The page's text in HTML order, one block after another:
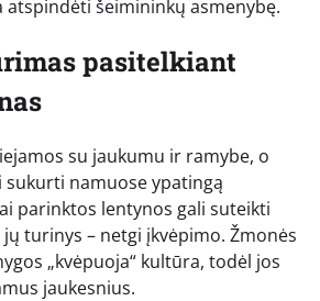
atspindėti šeimininkų asmenybę.
pasitelkiant
su jaukumu ir ramybe, o
sukurti namuose ypatingą
parinktos lentynos gali suteikti
turinys – netgi įkvėpimo. Žmonės
„kvėpuoja“ kultūra, todėl jos
jaukesnius.